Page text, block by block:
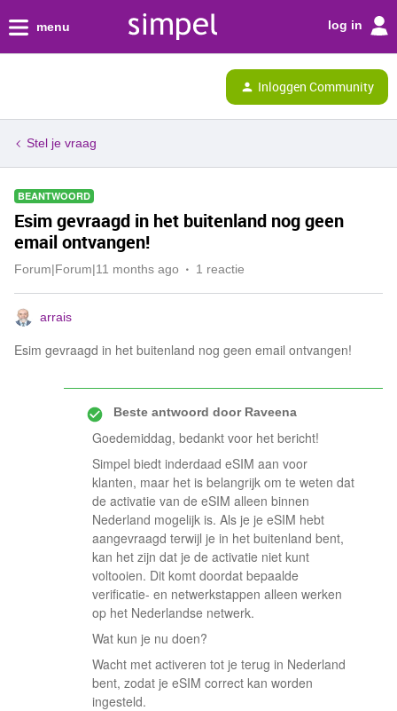
menu log in
Inloggen Community
Stel je vraag
BEANTWOORD
Esim gevraagd in het buitenland nog geen
email ontvangen!
Forum|Forum|11 months ago 1 reactie
arrais
Esim gevraagd in het buitenland nog geen email ontvangen!
Beste antwoord doorRaveena
Goedemiddag, bedankt voor het bericht!
Simpel biedt inderdaad eSIM aan voor
klanten, maar het is belangrijk om te weten dat
de activatie van de eSIM alleen binnen
Nederland mogelijk is. Als je je eSIM hebt
aangevraagd terwijl je in het buitenland bent,
kan het zijn dat je de activatie niet kunt
voltooien. Dit komt doordat bepaalde
verificatie- en netwerkstappen alleen werken
op het Nederlandse netwerk.
Wat kun je nu doen?
Wacht met activeren tot je terug in Nederland
bent, zodat je eSIM correct kan worden
ingesteld.